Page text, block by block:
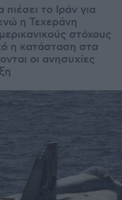
το Ιράν για
η Τεχεράνη
στόχους
η κατάσταση στα
οι ανησυχίες